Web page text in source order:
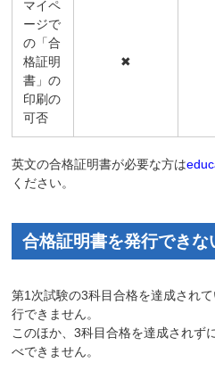
マイペ
ージで
の「合
格証明
書」の
印刷の
可否
✖
英文の合格証明書が必要な方は
ください。
合格証明書を発行でき
第1次試験の3科目合格を達成され
行できません。
このほか、3科目合格を達成されず
べできません。